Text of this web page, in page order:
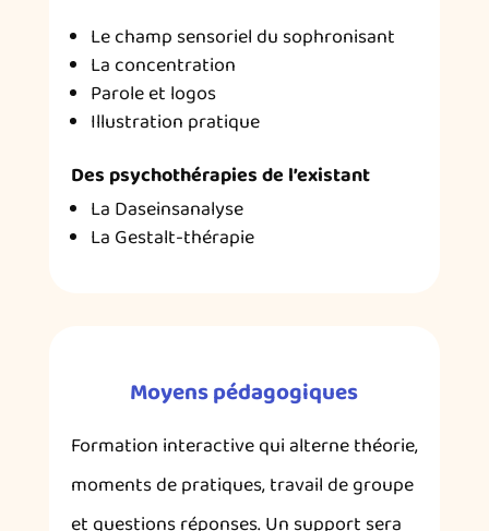
Le champ sensoriel du sophronisant
La concentration
Parole et logos
Illustration pratique
Des psychothérapies de l’existant
La Daseinsanalyse
La Gestalt-thérapie
Moyens pédagogiques
Formation interactive qui alterne théorie,
moments de pratiques, travail de groupe
et questions réponses. Un support sera